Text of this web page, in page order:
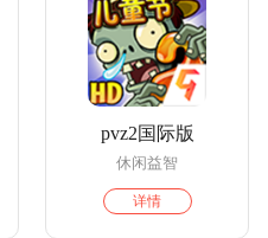
pvz2国际版
休闲益智
详情